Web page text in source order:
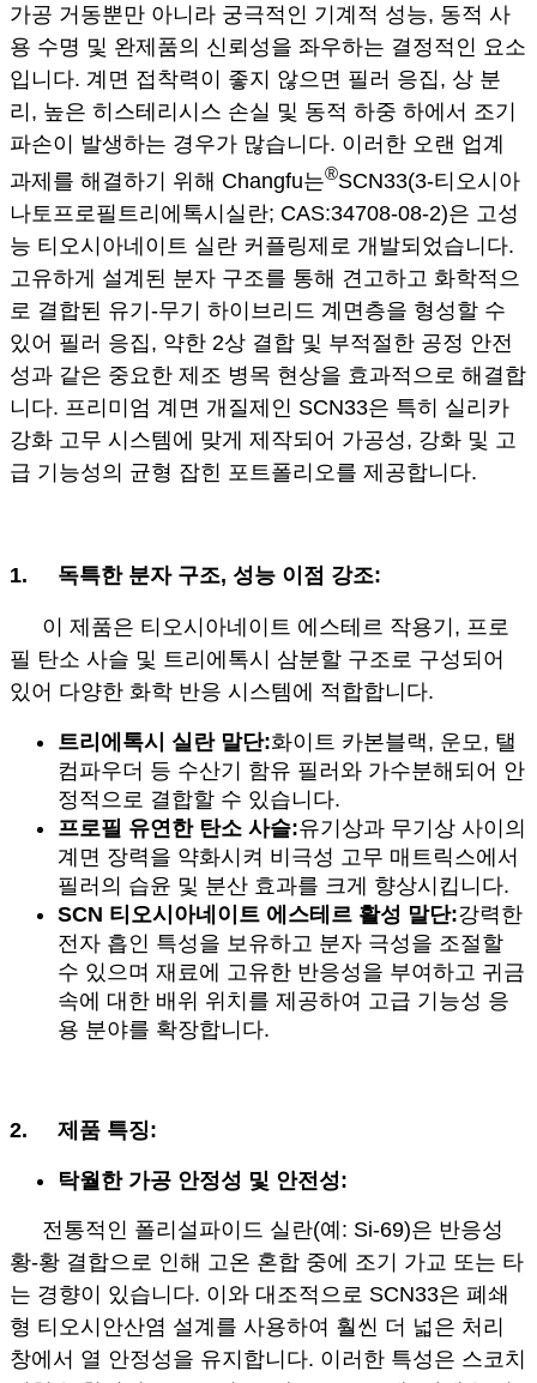
가공 거동뿐만 아니라 궁극적인 기계적 성능, 동적 사
용 수명 및 완제품의 신뢰성을 좌우하는 결정적인 요소
입니다. 계면 접착력이 좋지 않으면 필러 응집, 상 분
리, 높은 히스테리시스 손실 및 동적 하중 하에서 조기
파손이 발생하는 경우가 많습니다. 이러한 오랜 업계
과제를 해결하기 위해 Changfu는®SCN33(3-티오시아
나토프로필트리에톡시실란; CAS:34708-08-2)은 고성
능 티오시아네이트 실란 커플링제로 개발되었습니다.
고유하게 설계된 분자 구조를 통해 견고하고 화학적으
로 결합된 유기-무기 하이브리드 계면층을 형성할 수
있어 필러 응집, 약한 2상 결합 및 부적절한 공정 안전
성과 같은 중요한 제조 병목 현상을 효과적으로 해결합
니다. 프리미엄 계면 개질제인 SCN33은 특히 실리카
강화 고무 시스템에 맞게 제작되어 가공성, 강화 및 고
급 기능성의 균형 잡힌 포트폴리오를 제공합니다.
1. 독특한 분자 구조, 성능 이점 강조:
이 제품은 티오시아네이트 에스테르 작용기, 프로
필 탄소 사슬 및 트리에톡시 삼분할 구조로 구성되어
있어 다양한 화학 반응 시스템에 적합합니다.
트리에톡시 실란 말단:화이트 카본블랙, 운모, 탤
컴파우더 등 수산기 함유 필러와 가수분해되어 안
정적으로 결합할 수 있습니다.
프로필 유연한 탄소 사슬:유기상과 무기상 사이의
계면 장력을 약화시켜 비극성 고무 매트릭스에서
필러의 습윤 및 분산 효과를 크게 향상시킵니다.
SCN 티오시아네이트 에스테르 활성 말단:강력한
전자 흡인 특성을 보유하고 분자 극성을 조절할
수 있으며 재료에 고유한 반응성을 부여하고 귀금
속에 대한 배위 위치를 제공하여 고급 기능성 응
용 분야를 확장합니다.
2. 제품 특징:
탁월한 가공 안정성 및 안전성:
전통적인 폴리설파이드 실란(예: Si-69)은 반응성
황-황 결합으로 인해 고온 혼합 중에 조기 가교 또는 타
는 경향이 있습니다. 이와 대조적으로 SCN33은 폐쇄
형 티오시안산염 설계를 사용하여 훨씬 더 넓은 처리
창에서 열 안정성을 유지합니다. 이러한 특성은 스코치